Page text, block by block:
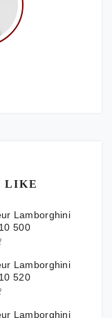
LIKE
Lamborghini
500
Lamborghini
520
Lamborghini